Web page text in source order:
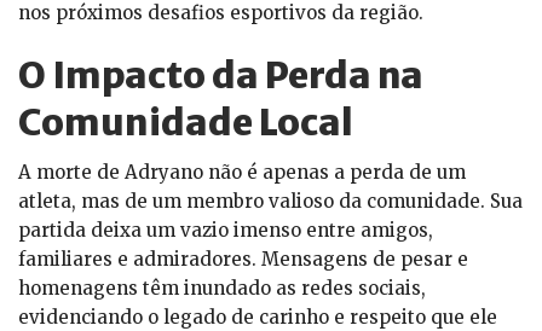
nos próximos desafios esportivos da região.
O Impacto da Perda na
Comunidade Local
A morte de Adryano não é apenas a perda de um
atleta, mas de um membro valioso da comunidade. Sua
partida deixa um vazio imenso entre amigos,
familiares e admiradores. Mensagens de pesar e
homenagens têm inundado as redes sociais,
evidenciando o legado de carinho e respeito que ele